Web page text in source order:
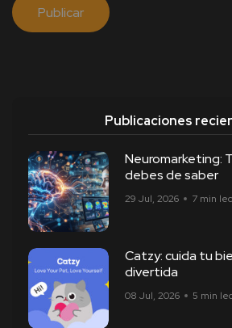
Publicaciones
Neuromarketing:
debes de saber
29 Jul, 2026 7 min
Catzy: cuida tu
divertida
08 Jul, 2026 5 min